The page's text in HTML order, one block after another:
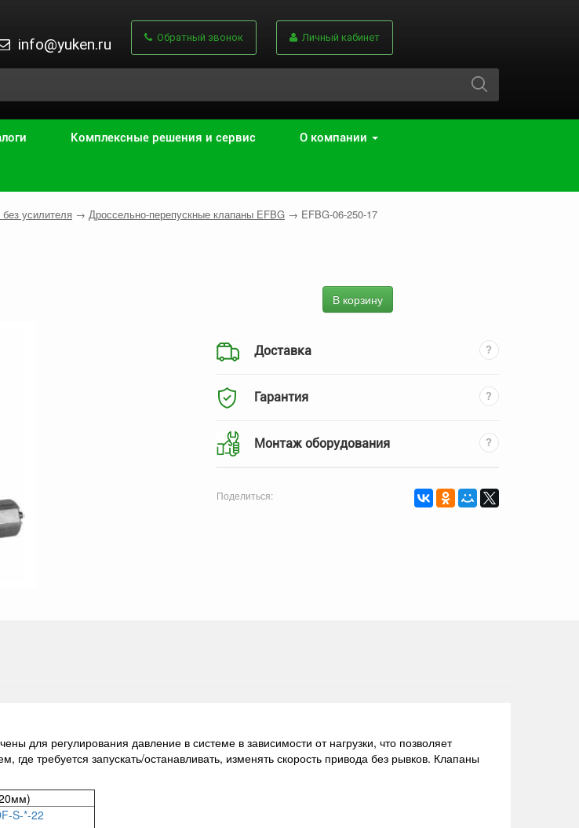
info@yuken.ru Обратный звонок Личный кабинет
Комплексные решения и сервис О компании
усилителя → Дроссельно-перепускные клапаны EFBG → EFBG-06-250-17
В корзину
Доставка
Гарантия
Монтаж оборудования
Поделиться:
для регулирования давление в системе в зависимости от нагрузки, что позволяет
требуется запускать/останавливать, изменять скорость привода без рывков. Клапаны
S-*-22